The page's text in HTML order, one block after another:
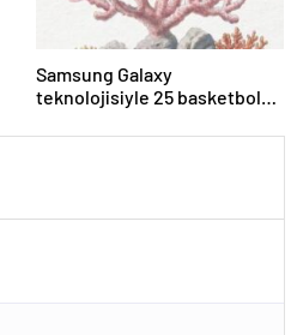
Samsung Galaxy
teknolojisiyle 25 basketbol
mercan resifi habitatı restore